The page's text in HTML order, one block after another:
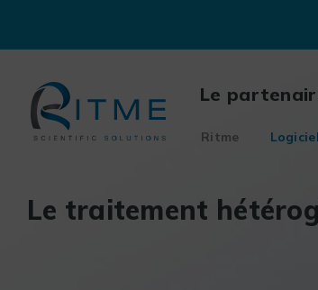
content
Le
Ritme
Le traitement